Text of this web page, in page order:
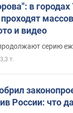
в
и видео
серию
3,3 т.
России: что